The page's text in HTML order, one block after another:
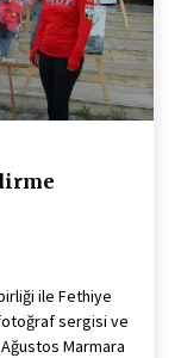
ile Fethiye
sergisi ve
Marmara